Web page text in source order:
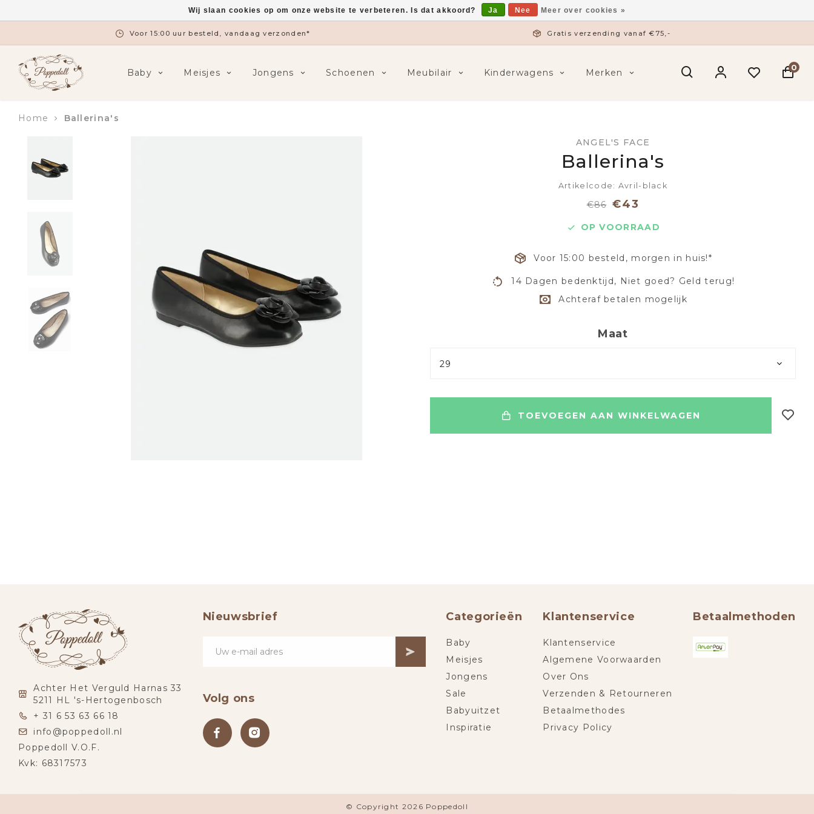
Voor 15:00 uur besteld, vandaag verzonden* Gratis verzending vanaf €75,-
Baby Meisjes Jongens Schoenen Meubilair Kinderwagens Merken 0
Home Ballerina's
ANGEL'S FACE
Ballerina's
Artikelcode: Avril-black
€86 €43
OP VOORRAAD
Voor 15:00 besteld, morgen in huis!*
14 Dagen bedenktijd, Niet goed? Geld terug!
Achteraf betalen mogelijk
Maat
29
TOEVOEGEN AAN WINKELWAGEN
Achter Het Verguld Harnas 33
5211 HL 's-Hertogenbosch
+ 31 6 53 63 66 18
info@poppedoll.nl
Poppedoll V.O.F.
Kvk: 68317573
Nieuwsbrief
Volg ons
Categorieën
Baby
Meisjes
Jongens
Sale
Babyuitzet
Inspiratie
Klantenservice
Klantenservice
Algemene Voorwaarden
Over Ons
Verzenden & Retourneren
Betaalmethodes
Privacy Policy
Betaalmethoden
© Copyright 2026 Poppedoll
Wij slaan cookies op om onze website te verbeteren. Is dat akkoord? Ja Nee Meer over cookies »